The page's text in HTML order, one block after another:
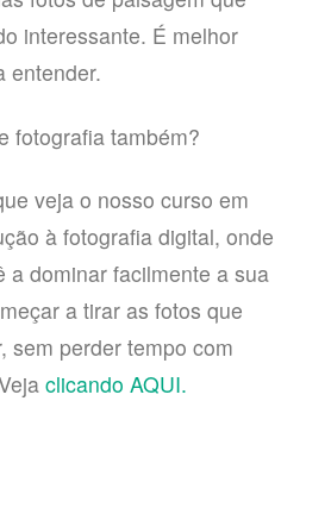
interessante. É melhor
entender.
fotografia também?
veja o nosso curso em
à fotografia digital, onde
a dominar facilmente a sua
a tirar as fotos que
sem perder tempo com
clicando AQUI.